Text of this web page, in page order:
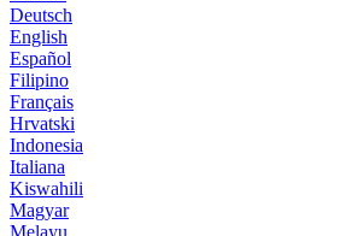
Deutsch
English
Español
Filipino
Français
Hrvatski
Indonesia
Italiana
Kiswahili
Magyar
Melayu